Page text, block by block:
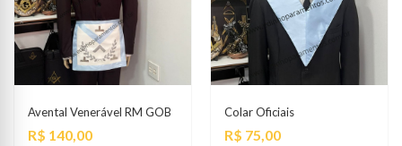
Avental Venerável RM GOB
Preço
R$ 140,00
Colar Oficiais
Preço
R$ 75,00